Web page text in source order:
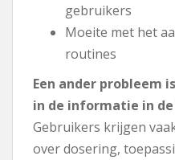
gebruikers
Moeite met het
routines
Een ander probleem
in de informatie in
Gebruikers krijgen
over dosering,